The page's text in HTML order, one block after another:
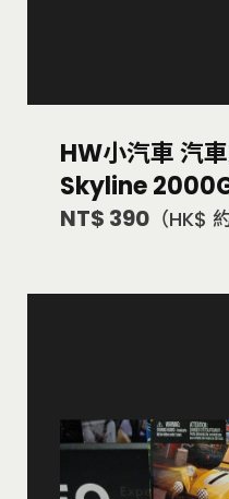
HW小汽車 汽
Skyline
NT$ 390 （HK$